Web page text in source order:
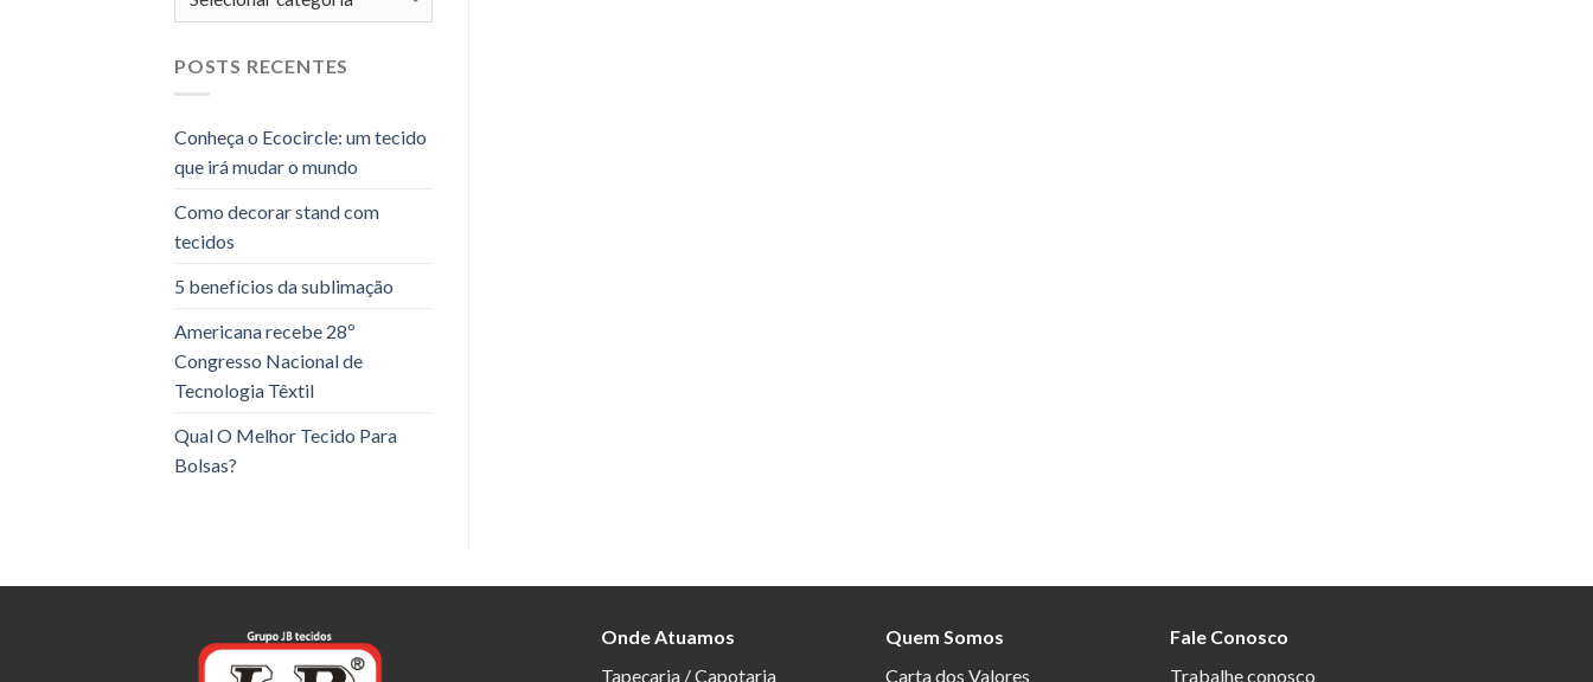
POSTS RECENTES
Conheça o Ecocircle: um tecido
que irá mudar o mundo
Como decorar stand com
tecidos
5 benefícios da sublimação
Americana recebe 28º
Congresso Nacional de
Tecnologia Têxtil
Qual O Melhor Tecido Para
Bolsas?
Onde Atuamos
Tapeçaria / Capotaria
Quem Somos
Carta dos Valores
Fale Conosco
Trabalhe conosco